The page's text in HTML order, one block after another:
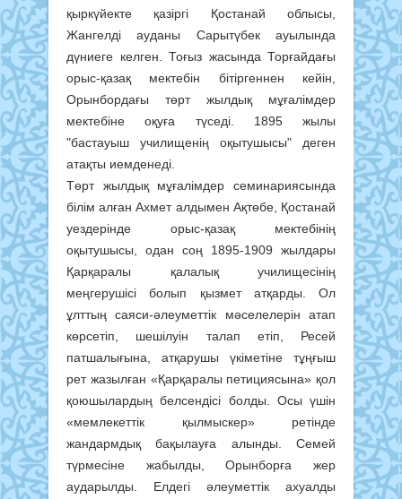
қыркүйектe қазіргі Қостанай облысы,
Жангелді ауданы Сарытүбек ауылында
дүниеге келген. Тоғыз жасында Торғайдағы
орыс-қазақ мектебін бітіргеннен кейін,
Орынбордағы төрт жылдық мұғалімдер
мектебіне оқуға түседі. 1895 жылы
"бастауыш училищенің оқытушысы" деген
атақты иемденеді.
Төрт жылдық мұғалімдер семинариясында
білім алған Ахмет алдымен Ақтөбе, Қостанай
уездерінде орыс-қазақ мектебінің
оқытушысы, одан соң 1895-1909 жылдары
Қарқаралы қалалық училищесінің
меңгерушісі болып қызмет атқарды. Ол
ұлттың саяси-әлеуметтік мәселелерін атап
көрсетіп, шешілуін талап етіп, Ресей
патшалығына, атқарушы үкіметіне тұңғыш
рет жазылған «Қарқаралы петициясына» қол
қоюшылардың белсендісі болды. Осы үшін
«мемлекеттік қылмыскер» ретінде
жандармдық бақылауға алынды. Семей
түрмесіне жабылды, Орынборға жер
аударылды. Елдегі әлеуметтік ахуалды